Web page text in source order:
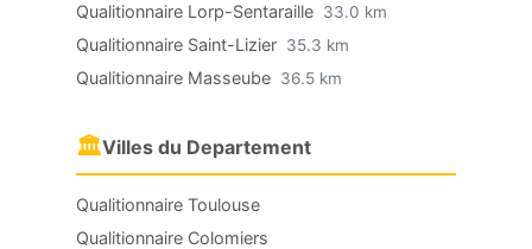
Qualitionnaire Lorp-Sentaraille 33.0 km
Qualitionnaire Saint-Lizier 35.3 km
Qualitionnaire Masseube 36.5 km
🏛Villes du Departement
Qualitionnaire Toulouse
Qualitionnaire Colomiers